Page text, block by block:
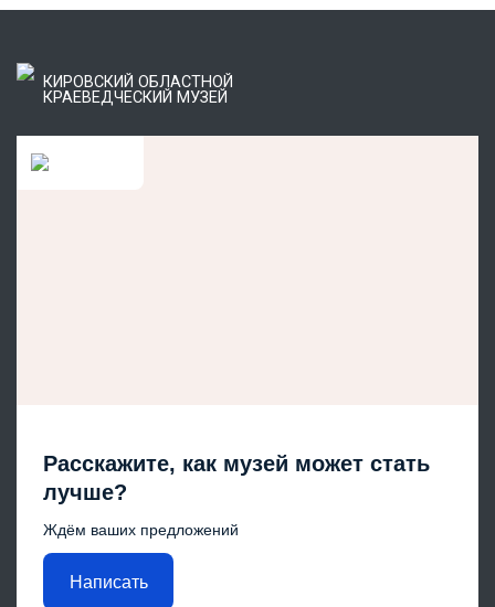
КИРОВСКИЙ ОБЛАСТНОЙ
КРАЕВЕДЧЕСКИЙ МУЗЕЙ
Расскажите, как музей может стать
лучше?
Ждём ваших предложений
Написать